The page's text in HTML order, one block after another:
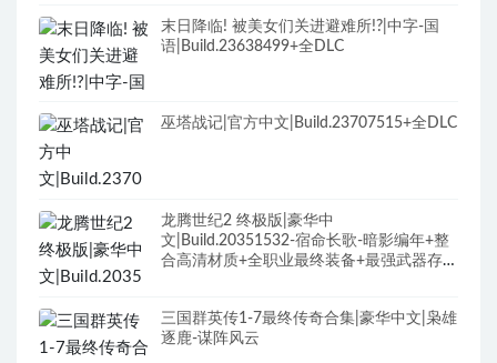
末日降临! 被美女们关进避难所!?|中字-国
语|Build.23638499+全DLC
巫塔战记|官方中文|Build.23707515+全DLC
龙腾世纪2 终极版|豪华中
文|Build.20351532-宿命长歌-暗影编年+整
合高清材质+全职业最终装备+最强武器存档
三国群英传1-7最终传奇合集|豪华中文|枭雄
逐鹿-谋阵风云